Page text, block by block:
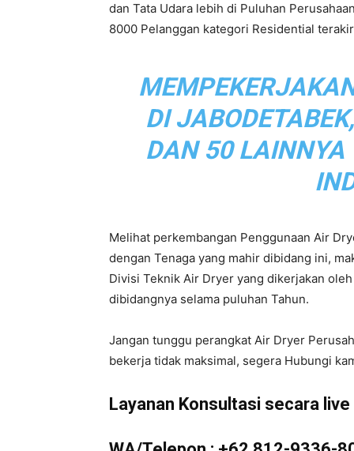
Cipta
Air
dan Tata Udara lebih di Puluhan
8000 Pelanggan kategori Residential
DI
DAN 50 LAINNYA
Melihat perkembangan Penggunaan Air
dengan Tenaga yang mahir dibidang ini,
Divisi Teknik Air Dryer yang dikerjakan
dibidangnya selama puluhan Tahun.
Jangan tunggu perangkat Air Dryer
bekerja tidak maksimal, segera Hubungi
Layanan Konsultasi secara live